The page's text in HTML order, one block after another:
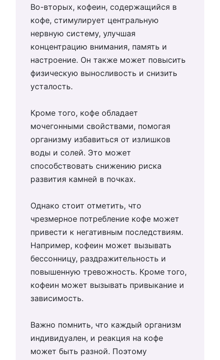
Во-вторых, кофеин, содержащийся в
кофе, стимулирует центральную
нервную систему, улучшая
концентрацию внимания, память и
настроение. Он также может повысить
физическую выносливость и снизить
усталость.
Кроме того, кофе обладает
мочегонными свойствами, помогая
организму избавиться от излишков
воды и солей. Это может
способствовать снижению риска
развития камней в почках.
Однако стоит отметить, что
чрезмерное потребление кофе может
привести к негативным последствиям.
Например, кофеин может вызывать
бессонницу, раздражительность и
повышенную тревожность. Кроме того,
кофеин может вызывать привыкание и
зависимость.
Важно помнить, что каждый организм
индивидуален, и реакция на кофе
может быть разной. Поэтому